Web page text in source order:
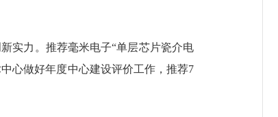
实力。推荐毫米电子“单层芯片瓷介电
心做好年度中心建设评价工作，推荐7